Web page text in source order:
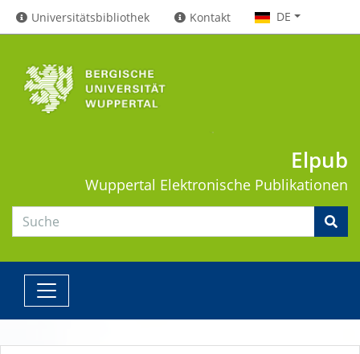
Universitätsbibliothek Kontakt DE
Elpub
Wuppertal Elektronische Publikationen